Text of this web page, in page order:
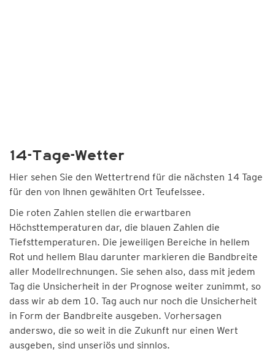
14-Tage-Wetter
Hier sehen Sie den Wettertrend für die nächsten 14 Tage
für den von Ihnen gewählten Ort Teufelssee.
Die roten Zahlen stellen die erwartbaren
Höchsttemperaturen dar, die blauen Zahlen die
Tiefsttemperaturen. Die jeweiligen Bereiche in hellem
Rot und hellem Blau darunter markieren die Bandbreite
aller Modellrechnungen. Sie sehen also, dass mit jedem
Tag die Unsicherheit in der Prognose weiter zunimmt, so
dass wir ab dem 10. Tag auch nur noch die Unsicherheit
in Form der Bandbreite ausgeben. Vorhersagen
anderswo, die so weit in die Zukunft nur einen Wert
ausgeben, sind unseriös und sinnlos.